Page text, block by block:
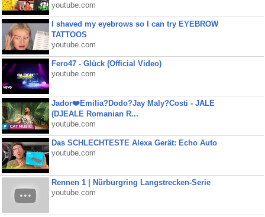
youtube.com
I shaved my eyebrows so I can try EYEBROW
TATTOOS
youtube.com
Fero47 - Glück (Official Video)
youtube.com
Jador❤️Emilia?Dodo?Jay Maly?Costi - JALE
(DJEALE Romanian R...
youtube.com
Das SCHLECHTESTE Alexa Gerät: Echo Auto
youtube.com
Rennen 1 | Nürburgring Langstrecken-Serie
youtube.com